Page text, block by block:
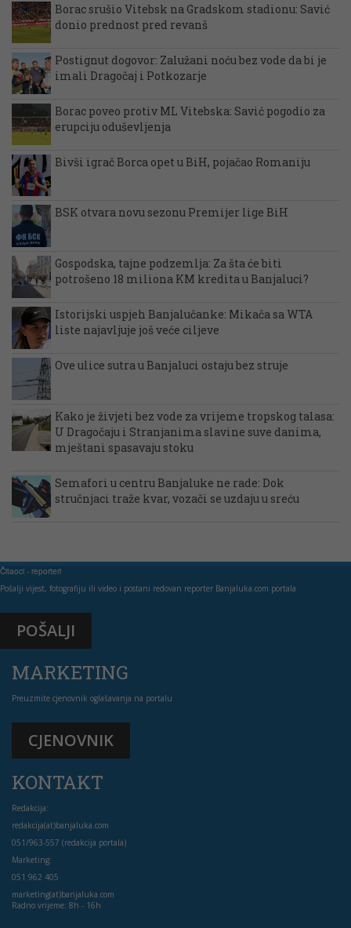
Borac srušio Vitebsk na Gradskom stadionu: Savić
donio prednost pred revanš
Postignut dogovor: Zalužani noću bez vode da bi je
imali Dragočaj i Potkozarje
Borac poveo protiv ML Vitebska: Savić pogodio za
erupciju oduševljenja
Bivši igrač Borca opet u BiH, pojačao Romaniju
BSK otvara novu sezonu Premijer lige BiH
Gospodska, tajne podzemlja: Za šta će biti
potrošeno 18 miliona KM kredita u Banjaluci?
Istorijski uspjeh Banjalučanke: Mikača sa WTA
liste najavljuje još veće ciljeve
Ove ulice sutra u Banjaluci ostaju bez struje
Kako je živjeti bez vode za vrijeme tropskog talasa:
U Dragočaju i Stranjanima slavine suve danima,
mještani spasavaju stoku
Semafori u centru Banjaluke ne rade: Dok
stručnjaci traže kvar, vozači se uzdaju u sreću
Čitaoci - reporteri
Pošalji vijest, fotografiju ili video i postani redovan reporter Banjaluka.com portala
POŠALJI
MARKETING
Preuzmite cjenovnik oglašavanja na portalu
CJENOVNIK
KONTAKT
Redakcija:
redakcija(at)banjaluka.com
051/963-557 (redakcija portala)
Marketing:
051 962 405
marketing(at)banjaluka.com
Radno vrijeme: 8h - 16h